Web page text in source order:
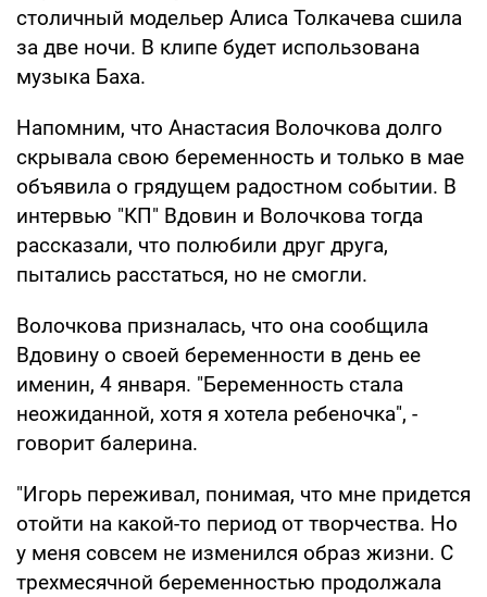
столичный модельер Алиса Толкачева сшила
за две ночи. В клипе будет использована
музыка Баха.
Напомним, что Анастасия Волочкова долго
скрывала свою беременность и только в мае
объявила о грядущем радостном событии. В
интервью "КП" Вдовин и Волочкова тогда
рассказали, что полюбили друг друга,
пытались расстаться, но не смогли.
Волочкова призналась, что она сообщила
Вдовину о своей беременности в день ее
именин, 4 января. "Беременность стала
неожиданной, хотя я хотела ребеночка", -
говорит балерина.
"Игорь переживал, понимая, что мне придется
отойти на какой-то период от творчества. Но
у меня совсем не изменился образ жизни. С
трехмесячной беременностью продолжала